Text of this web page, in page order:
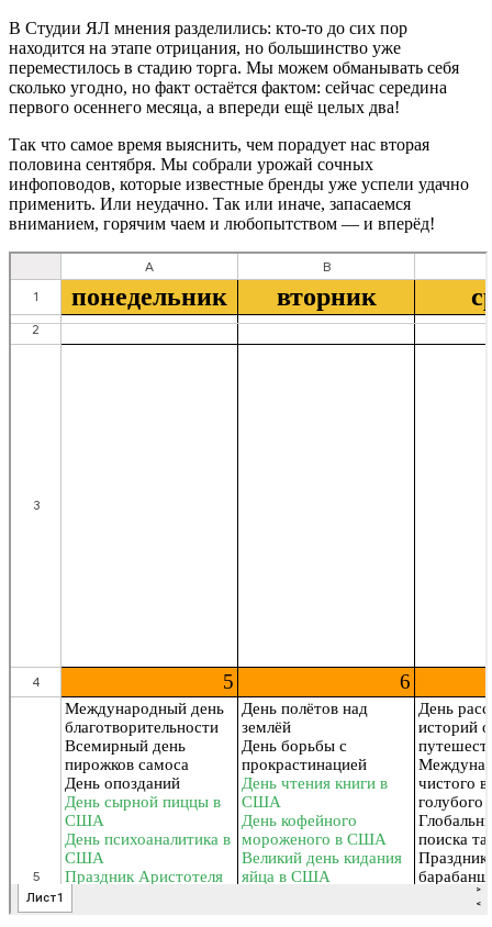
В Студии ЯЛ мнения разделились: кто-то до сих пор
находится на этапе отрицания, но большинство уже
переместилось в стадию торга. Мы можем обманывать себя
сколько угодно, но факт остаётся фактом: сейчас середина
первого осеннего месяца, а впереди ещё целых два!
Так что самое время выяснить, чем порадует нас вторая
половина сентября. Мы собрали урожай сочных
инфоповодов, которые известные бренды уже успели удачно
применить. Или неудачно. Так или иначе, запасаемся
вниманием, горячим чаем и любопытством — и вперёд!